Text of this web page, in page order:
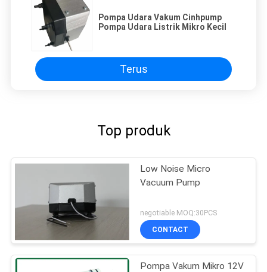
Pompa Udara Vakum Cinhpump
Pompa Udara Listrik Mikro Kecil
Terus
Top produk
Low Noise Micro
Vacuum Pump
negotiable MOQ:30PCS
CONTACT
Pompa Vakum Mikro 12V